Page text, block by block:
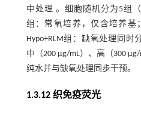
中处理 。细胞随机分为5组
组：常氧培养，仅含培养基
Hypo+RLM组：缺氧处理同时
中（200 μg/mL）、高（300
纯水并与缺氧处理同步干预。
1.3.12 织免疫荧光